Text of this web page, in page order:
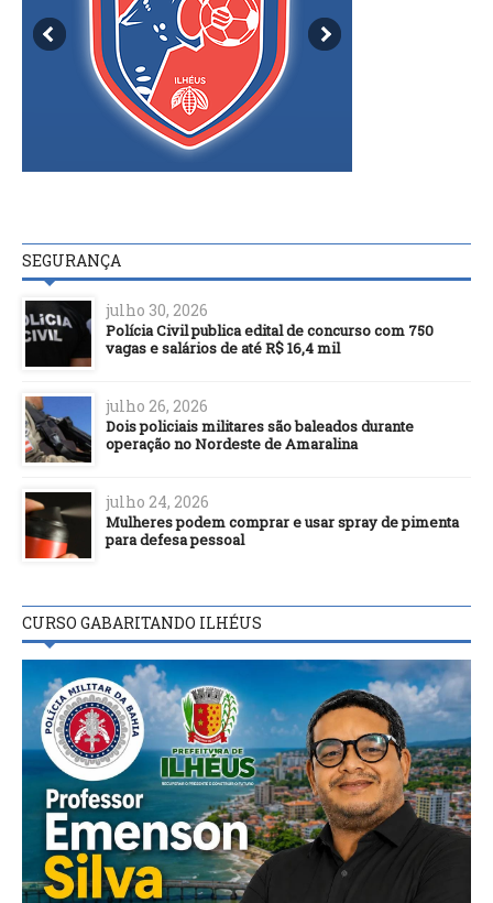
SEGURANÇA
julho 30, 2026
Polícia Civil publica edital de concurso com 750
vagas e salários de até R$ 16,4 mil
julho 26, 2026
Dois policiais militares são baleados durante
operação no Nordeste de Amaralina
julho 24, 2026
Mulheres podem comprar e usar spray de pimenta
para defesa pessoal
CURSO GABARITANDO ILHÉUS